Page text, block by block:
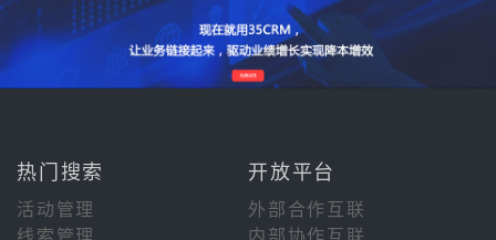
热门搜索 开放平台
活动管理
外部合作互联
线索管理
内部协作互联